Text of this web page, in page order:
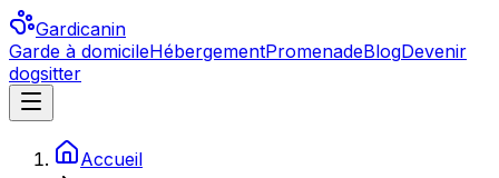
Gardicanin
Garde à domicileHébergementPromenadeBlogDevenir
dogsitter
Accueil